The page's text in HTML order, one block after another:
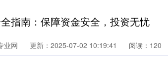
指南：保障资金安全，投资无忧
业网 更新：2025-07-02 10:19:41 阅读：120